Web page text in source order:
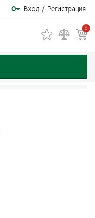
Вход / Регистрация
0